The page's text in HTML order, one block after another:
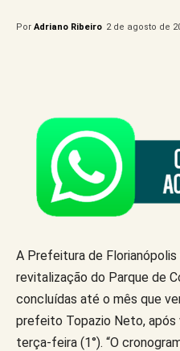
Por Adriano Ribeiro 2 de agosto de
A Prefeitura de Florianópolis
revitalização do Parque de
concluídas até o mês que
prefeito Topazio Neto,
terça-feira (1°). “O